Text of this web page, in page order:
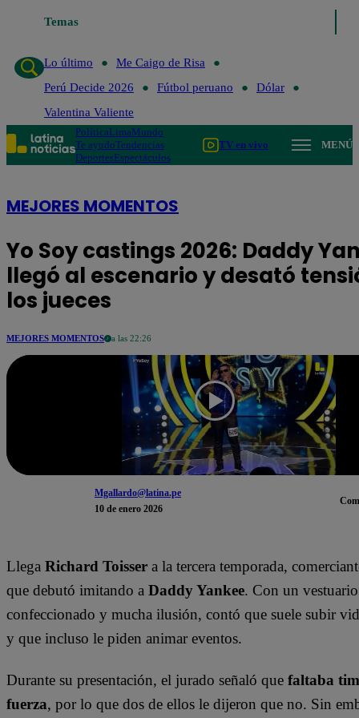
Temas
último Me Caigo de Risa
Lo último
Me Caigo de Risa
Perú Decide 2026
Fútbol peruano
Dólar
Valentina Valiente
PolíticaLimaMundo
Te ayudoTendencias
DeportesEspectáculos
TV en vivo MENÚ
MEJORES MOMENTOS
Yo Soy castings 2026: Daddy
llegó al escenario y desató
los jueces
MEJORES MOMENTOS a las 22:26
Mgallardo@latina.pe
10 de enero 2026
Llega Richard Toisser a la tercera temporada,
que debutó imitando a Daddy Yankee. Con un
confeccionado y mucha ilusión, contó que suele subir
y que incluso le piden animar eventos.
Durante su presentación, el jurado señaló que faltaba
fuerza, por lo que dos de ellos le dijeron que no. Sin